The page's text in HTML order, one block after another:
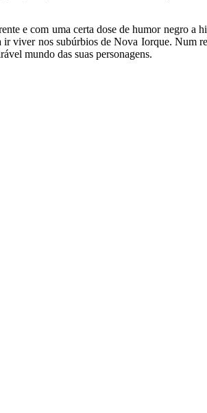
e com uma certa dose de humor negro a
ir viver nos subúrbios de Nova Iorque.
mundo das suas personagens.